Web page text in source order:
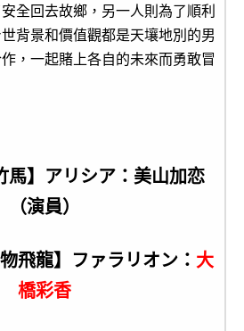
全回去故鄉，另一人則為了順利
背景和價值觀都是天壤地別的男
，一起賭上各自的未來而勇敢冒
馬】アリシア：美山加恋
（演員）
飛龍】ファラリオン： 大
橋彩香